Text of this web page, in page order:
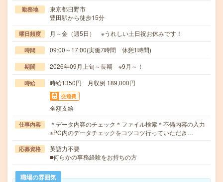
勤務地
東京都日野市
豊田駅から徒歩15分
曜日頻度 月～金（週5日） ※うれしい土日祝お休みです！
時間 09:00～17:00(実働7時間 休憩1時間)
期間 2026年09月上旬～長期 ※9月～！
時給 時給1350円 月収例 189,000円
交通費
全額支給
仕事内容
＊データ内容のチェック＊ファイル検索＊不備内容の入力
※PC内のデータチェックをコツコツ行っていただき…
応募資格
英語力不要
■何らかの事務経験をお持ちの方
職場の雰囲気